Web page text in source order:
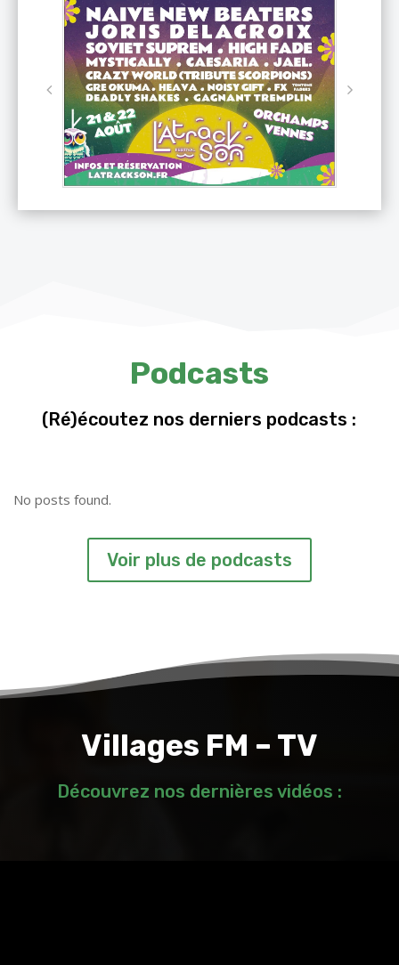
Podcasts
(Ré)écoutez nos derniers podcasts :
No posts found.
Voir plus de podcasts
Villages FM – TV
Découvrez nos dernières vidéos :